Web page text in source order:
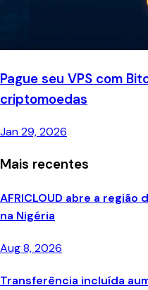
Pague seu VPS com
criptomoedas
Jan 29, 2026
Mais recentes
AFRICLOUD abre a
na Nigéria
Aug 8, 2026
Transferência incluída